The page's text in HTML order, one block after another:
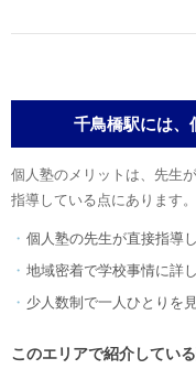
千鳥橋駅には、
個人塾のメリットは、先生
指導している点にあります。
個人塾の先生が直接指導
地域密着で学校事情に詳
少人数制で一人ひとりを
このエリアで紹介してい